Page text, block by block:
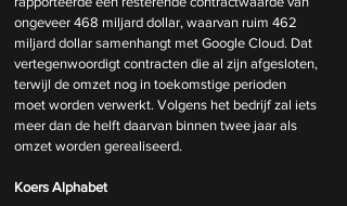
ongeveer 468 miljard dollar, waarvan ruim 462
miljard dollar samenhangt met Google Cloud. Dat
vertegenwoordigt contracten die al zijn afgesloten,
terwijl de omzet nog in toekomstige perioden
moet worden verwerkt. Volgens het bedrijf zal iets
meer dan de helft daarvan binnen twee jaar als
omzet worden gerealiseerd.
Koers Alphabet